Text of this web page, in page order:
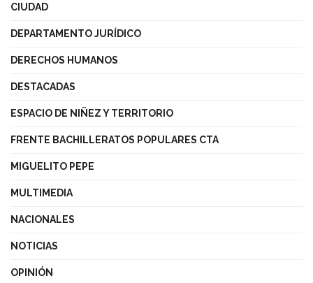
CIUDAD
DEPARTAMENTO JURÍDICO
DERECHOS HUMANOS
DESTACADAS
ESPACIO DE NIÑEZ Y TERRITORIO
FRENTE BACHILLERATOS POPULARES CTA
MIGUELITO PEPE
MULTIMEDIA
NACIONALES
NOTICIAS
OPINIÓN